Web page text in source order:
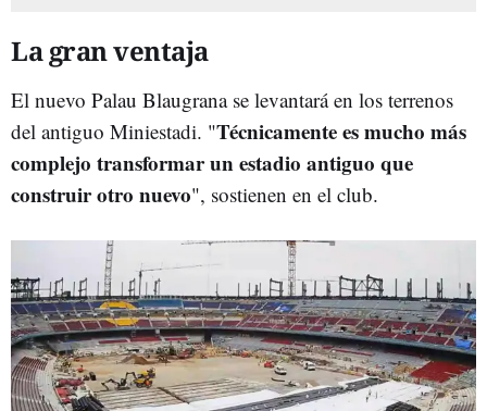
La gran ventaja
El nuevo Palau Blaugrana se levantará en los terrenos
del antiguo Miniestadi. "Técnicamente es mucho más
complejo transformar un estadio antiguo que
construir otro nuevo", sostienen en el club.